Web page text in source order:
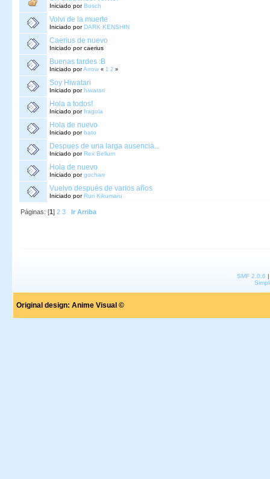
Iniciado porBosch
Volvi de la muerte
Iniciado porDARK KENSHIN
Caerius de nuevo
Iniciado por caerius
Buenas tardes :B
Iniciado porArrow « 1 2 »
Soy Hiwatari
Iniciado porhiwatari
Hola a todos!
Iniciado porfragola
Hola de nuevo
Iniciado porbato
Despues de una larga ausencia...
Iniciado porRex Bellum
Hola de nuevo
Iniciado porgochan
Vuelvo después de varios años
Iniciado porRuri Kikumaru
Páginas: [1]2 3 Ir Arriba
SMF 2.0.6
Original design: Anime Visual ©